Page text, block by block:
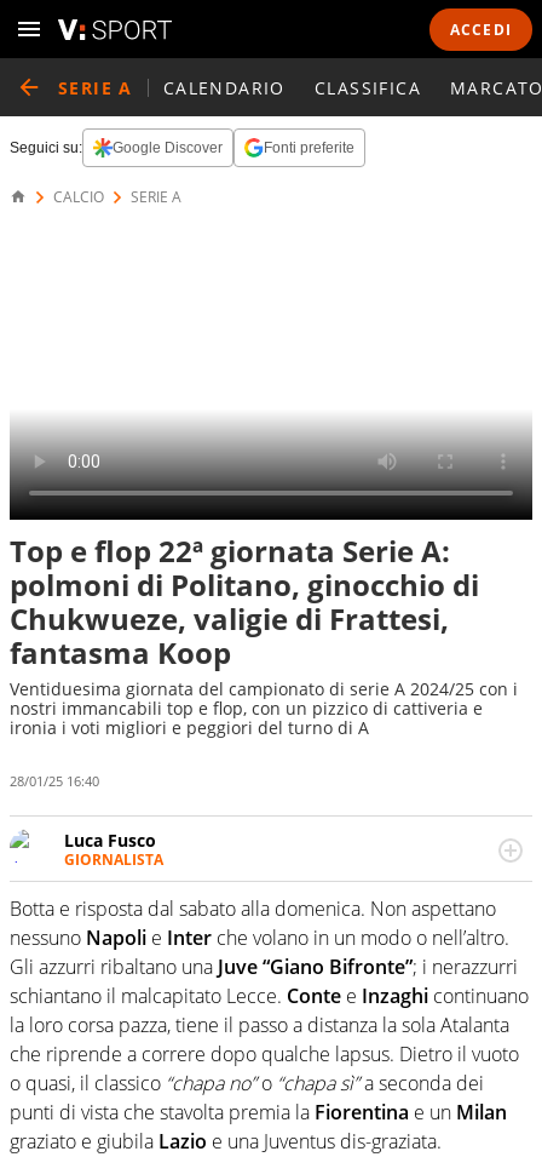
ACCEDI
SERIE A CALENDARIO CLASSIFICA
Seguici su: Google Discover Fonti preferite
CALCIO SERIE A
Top e flop 22ª giornata Serie A:
polmoni di Politano, ginocchio di
Chukwueze, valigie di Frattesi,
fantasma Koop
Ventiduesima giornata del campionato di serie A 2024/25 con i
nostri immancabili top e flop, con un pizzico di cattiveria e
ironia i voti migliori e peggiori del turno di A
28/01/25 16:40
Luca Fusco
GIORNALISTA
Giornalista multimediale. Quando si accendono i motori,
lui sgasa, impenna, derapa. E spesso e volentieri finisce
sul podio
Botta e risposta dal sabato alla domenica. Non aspettano
nessuno Napoli e Inter che volano in un modo o nell’altro.
Gli azzurri ribaltano una Juve “Giano Bifronte”; i nerazzurri
schiantano il malcapitato Lecce. Conte e Inzaghi continuano
la loro corsa pazza, tiene il passo a distanza la sola Atalanta
che riprende a correre dopo qualche lapsus. Dietro il vuoto
o quasi, il classico “chapa no”o “chapa sì”a seconda dei
punti di vista che stavolta premia la Fiorentina e un Milan
graziato e giubila Lazio e una Juventus dis-graziata.